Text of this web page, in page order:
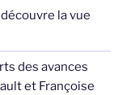
la vue
des avances
et Françoise